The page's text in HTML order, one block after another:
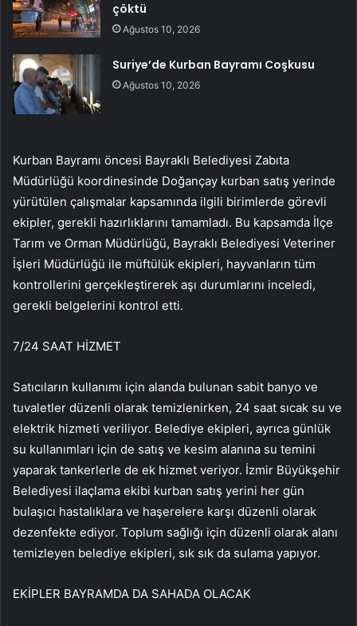
çöktü
Ağustos 10, 2026
Suriye’de Kurban Bayramı Coşkusu
Ağustos 10, 2026
Kurban Bayramı öncesi Bayraklı Belediyesi Zabıta
Müdürlüğü koordinesinde Doğançay kurban satış yerinde
yürütülen çalışmalar kapsamında ilgili birimlerde görevli
ekipler, gerekli hazırlıklarını tamamladı. Bu kapsamda İlçe
Tarım ve Orman Müdürlüğü, Bayraklı Belediyesi Veteriner
İşleri Müdürlüğü ile müftülük ekipleri, hayvanların tüm
kontrollerini gerçekleştirerek aşı durumlarını inceledi,
gerekli belgelerini kontrol etti.
7/24 SAAT HİZMET
Satıcıların kullanımı için alanda bulunan sabit banyo ve
tuvaletler düzenli olarak temizlenirken, 24 saat sıcak su ve
elektrik hizmeti veriliyor. Belediye ekipleri, ayrıca günlük
su kullanımları için de satış ve kesim alanına su temini
yaparak tankerlerle de ek hizmet veriyor. İzmir Büyükşehir
Belediyesi ilaçlama ekibi kurban satış yerini her gün
bulaşıcı hastalıklara ve haşerelere karşı düzenli olarak
dezenfekte ediyor. Toplum sağlığı için düzenli olarak alanı
temizleyen belediye ekipleri, sık sık da sulama yapıyor.
EKİPLER BAYRAMDA DA SAHADA OLACAK